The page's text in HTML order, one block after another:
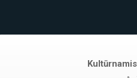
Kultūrnamis